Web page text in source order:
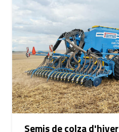
Semis de colza d'hiver